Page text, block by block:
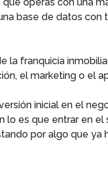
base de datos con
la franquicia
el marketing o el
inicial en el
lo es que entrar en
por algo que ya